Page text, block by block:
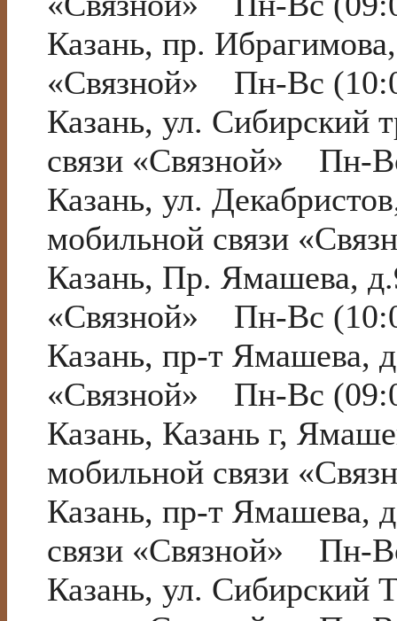
Казань, пр.
«Связной» Пн-Вс
Казань, ул. Сибирский
связи «Связной» Пн-
Казань, ул.
мобильной связи
Казань, Пр. Ямашева,
«Связной» Пн-Вс
Казань, пр-т Ямашева,
«Связной» Пн-Вс
Казань, Казань г,
мобильной связи
Казань, пр-т
связи «Связной» Пн-
Казань, ул.